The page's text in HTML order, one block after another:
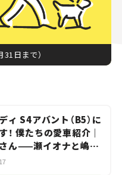
31日まで）
ィ S4アバント（B5）に
！ 僕たちの愛車紹介｜
ん——瀬イオナと嶋田
ルマでざっくばらんば
20